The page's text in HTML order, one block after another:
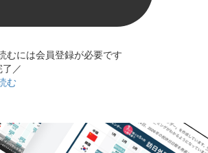
むには会員登録が必要です
／
む